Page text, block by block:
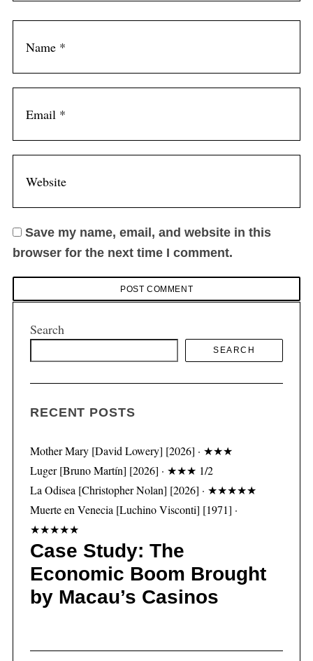
Save my name, email, and website in this
browser for the next time I comment.
Search
SEARCH
RECENT POSTS
Mother Mary [David Lowery] [2026] · ★★★
Luger [Bruno Martín] [2026] · ★★★ 1/2
La Odisea [Christopher Nolan] [2026] · ★★★★★
Muerte en Venecia [Luchino Visconti] [1971] ·
★★★★★
Case Study: The
Economic Boom Brought
by Macau’s Casinos